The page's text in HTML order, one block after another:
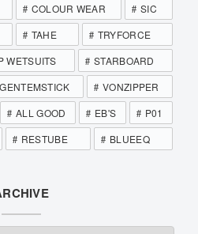
COLOUR WEAR
SIC
TAHE
TRYFORCE
WETSUITS
STARBOARD
GENTEMSTICK
VONZIPPER
ALL GOOD EB'S
P01
RESTUBE BLUEEQ